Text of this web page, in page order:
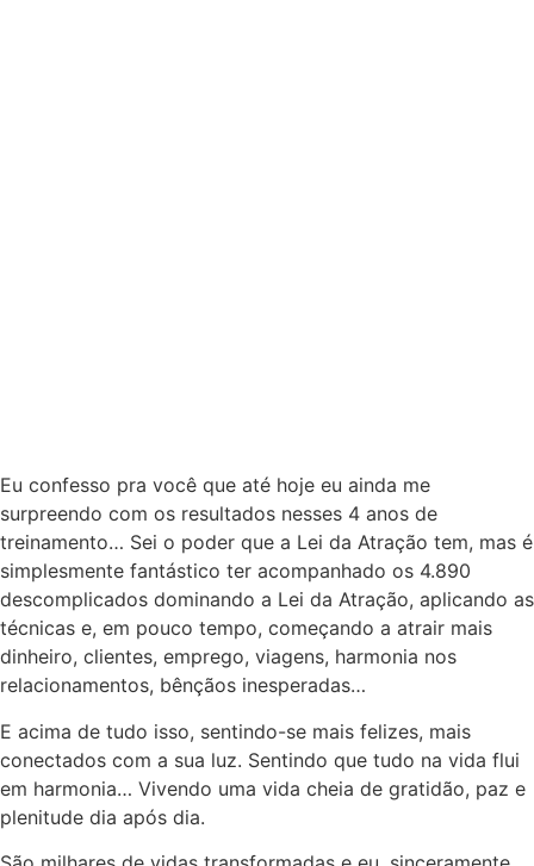
Eu confesso pra você que até hoje eu ainda me
surpreendo com os resultados nesses 4 anos de
treinamento… Sei o poder que a Lei da Atração tem, mas é
simplesmente fantástico ter acompanhado os 4.890
descomplicados dominando a Lei da Atração, aplicando as
técnicas e, em pouco tempo, começando a atrair mais
dinheiro, clientes, emprego, viagens, harmonia nos
relacionamentos, bênçãos inesperadas…
E acima de tudo isso, sentindo-se mais felizes, mais
conectados com a sua luz. Sentindo que tudo na vida flui
em harmonia… Vivendo uma vida cheia de gratidão, paz e
plenitude dia após dia.